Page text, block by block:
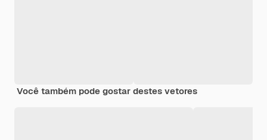
Você também pode gostar destes vetores